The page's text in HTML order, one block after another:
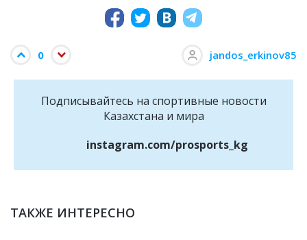
0 jandos_erkinov85
Подписывайтесь на cпортивные новости
Казахстана и мира
instagram.com/prosports_kg
ТАКЖЕ ИНТЕРЕСНО